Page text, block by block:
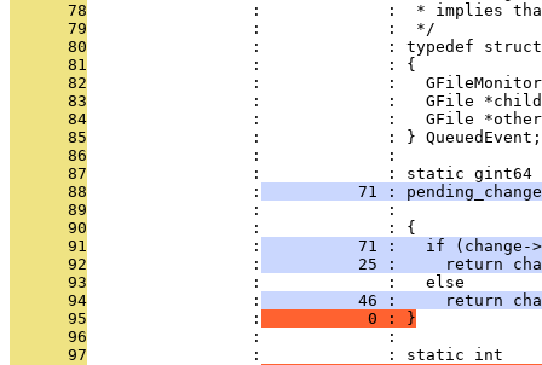
      78
:             :  * implies
      79
                 :             :  */
      80
                 :             : typedef struct
      81
                 :             : {
      82
:             :
      83
:             :   GFile
      84
:             :   GFile
      85
                 :             : } QueuedEvent;
      86
                 :             :
      87
                 :             : static gint64
      88
                 :
71 :
      89
:             :
      90
                 :             : {
      91
                 :
71 :   if (change-
      92
                 :
25 :     return
      93
                 :             :   else
      94
                 :
46 :     return
      95
                 :
           0 : }
      96
                 :             :
      97
                 :             : static int